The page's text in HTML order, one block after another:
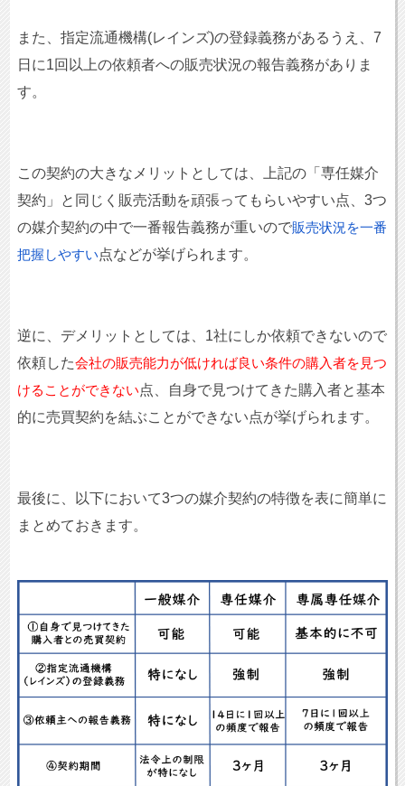
また、指定流通機構(レインズ)の登録義務があるうえ、7
日に1回以上の依頼者への販売状況の報告義務がありま
す。
この契約の大きなメリットとしては、上記の「専任媒介
契約」と同じく販売活動を頑張ってもらいやすい点、3つ
の媒介契約の中で一番報告義務が重いので販売状況を一番
把握しやすい点などが挙げられます。
逆に、デメリットとしては、1社にしか依頼できないので
依頼した会社の販売能力が低ければ良い条件の購入者を見つ
けることができない点、自身で見つけてきた購入者と基本
的に売買契約を結ぶことができない点が挙げられます。
最後に、以下において3つの媒介契約の特徴を表に簡単に
まとめておきます。